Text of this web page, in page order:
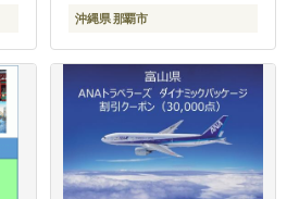
沖縄県 那覇市